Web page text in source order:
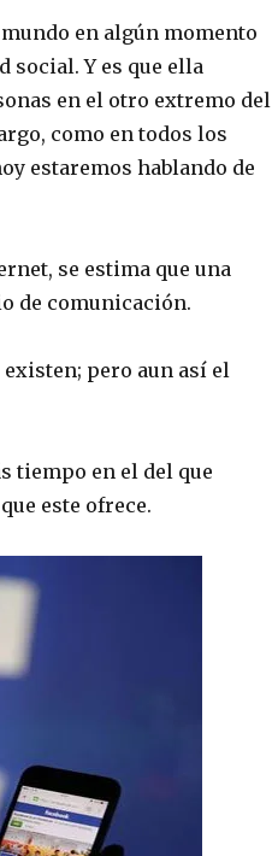
en algún momento
social. Y es que ella
en el otro extremo del
como en todos los
estaremos hablando de
se estima que una
de comunicación.
pero aun así el
tiempo en el del que
este ofrece.